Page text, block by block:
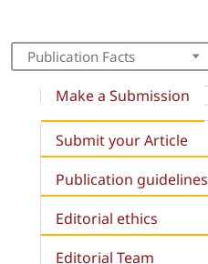
Publication Facts
Make a Submission
Submit your Article
Publication guidelines
Editorial ethics
Editorial Team